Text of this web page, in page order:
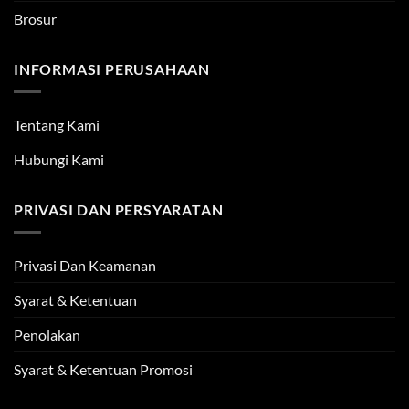
Brosur
INFORMASI PERUSAHAAN
Tentang Kami
Hubungi Kami
PRIVASI DAN PERSYARATAN
Privasi Dan Keamanan
Syarat & Ketentuan
Penolakan
Syarat & Ketentuan Promosi